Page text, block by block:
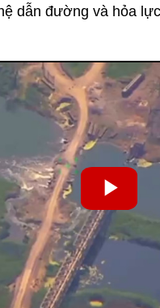
dẫn đường và hỏa